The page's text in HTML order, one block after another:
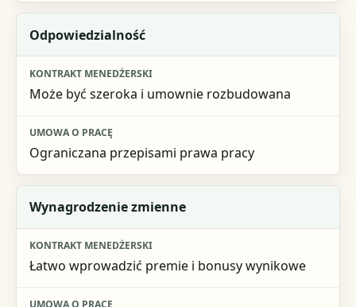
Odpowiedzialność
Może być szeroka i umownie rozbudowana
Ograniczana przepisami prawa pracy
Wynagrodzenie zmienne
Łatwo wprowadzić premie i bonusy wynikowe